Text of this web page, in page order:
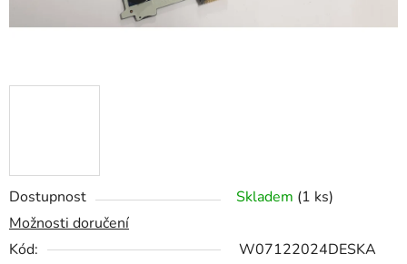
Dostupnost Skladem (1 ks)
Možnosti doručení
Kód:
W07122024DESKA